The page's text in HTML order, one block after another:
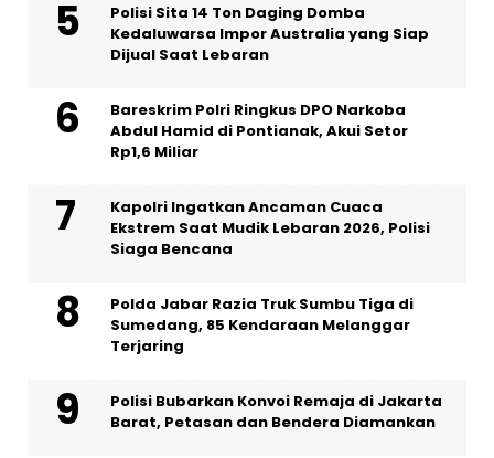
Polisi Sita 14 Ton Daging Domba
Kedaluwarsa Impor Australia yang Siap
Dijual Saat Lebaran
Bareskrim Polri Ringkus DPO Narkoba
Abdul Hamid di Pontianak, Akui Setor
Rp1,6 Miliar
Kapolri Ingatkan Ancaman Cuaca
Ekstrem Saat Mudik Lebaran 2026, Polisi
Siaga Bencana
Polda Jabar Razia Truk Sumbu Tiga di
Sumedang, 85 Kendaraan Melanggar
Terjaring
Polisi Bubarkan Konvoi Remaja di Jakarta
Barat, Petasan dan Bendera Diamankan